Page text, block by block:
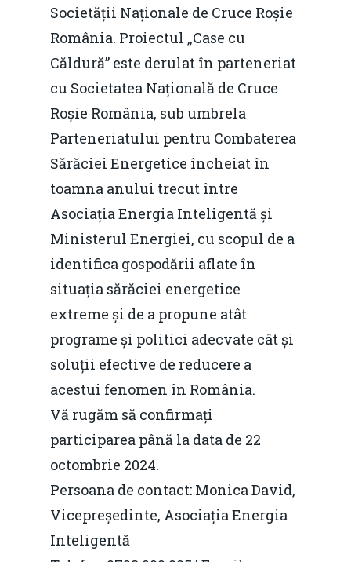
Societății Naționale de Cruce Roșie
România. Proiectul „Case cu
Căldură” este derulat în parteneriat
cu Societatea Națională de Cruce
Roșie România, sub umbrela
Parteneriatului pentru Combaterea
Sărăciei Energetice încheiat în
toamna anului trecut între
Asociația Energia Inteligentă și
Ministerul Energiei, cu scopul de a
identifica gospodării aflate în
situația sărăciei energetice
extreme și de a propune atât
programe și politici adecvate cât și
soluții efective de reducere a
acestui fenomen în România.
Vă rugăm să confirmați
participarea până la data de 22
octombrie 2024.
Persoana de contact: Monica David,
Vicepreședinte, Asociația Energia
Inteligentă